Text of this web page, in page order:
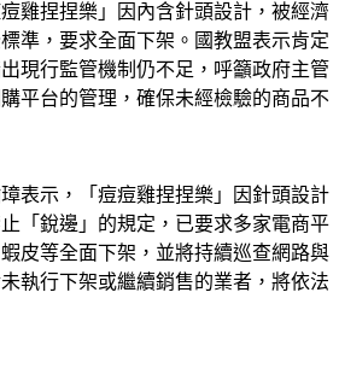
雞捏捏樂」因內含針頭設計，被經濟
準，要求全面下架。國教盟表示肯定
現行監管機制仍不足，呼籲政府主管
平台的管理，確保未經檢驗的商品不
表示，「痘痘雞捏捏樂」因針頭設計
「銳邊」的規定，已要求多家電商平
皮等全面下架，並將持續巡查網路與
執行下架或繼續銷售的業者，將依法